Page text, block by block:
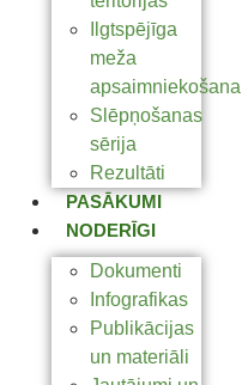
Ilgtspējīga
meža
apsaimniekošana
Slēpņošanas
sērija
Rezultāti
PASĀKUMI
NODERĪGI
Dokumenti
Infografikas
Publikācijas
un materiāli